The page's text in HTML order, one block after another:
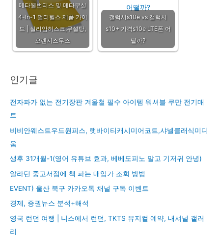
메타웰번티스 및 메타무실
4-In-1 멀티헬스 제품 가이
드 | 실리암허스크,무설탕,
오렌지스무스
갤럭시s10e vs 갤럭시
s10+ 가격s10e LTE폰 어
떨까?
인기글
전자파가 없는 전기장판 겨울철 필수 아이템 워셔블 쿠만 전기매
트
비비안웨스트우드원피스, 랫바이티캐시미어코트,샤넬클래식미디
움
생후 31개월-1(영어 유튜브 효과, 베베도피노 말고 기저귀 안녕)
알라딘 중고서점에 책 파는 매입가 조회 방법
EVENT) 울산 북구 카카오톡 채널 구독 이벤트
경제, 증권뉴스 분석+해석
영국 런던 여행 | 니스에서 런던, TKTS 뮤지컬 예약, 내셔널 갤러
리